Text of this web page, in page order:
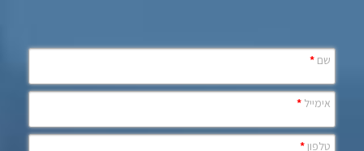
שם *
אימייל *
טלפון *